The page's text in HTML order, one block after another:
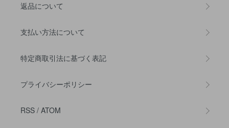
返品について
支払い方法について
特定商取引法に基づく表記
プライバシーポリシー
RSS / ATOM